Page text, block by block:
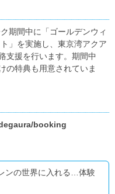
期間中に「ゴールデンウィ
」を実施し、東京湾アクア
支援を行います。期間中
の特典も用意されていま
booking
ンの世界に入れる…体験